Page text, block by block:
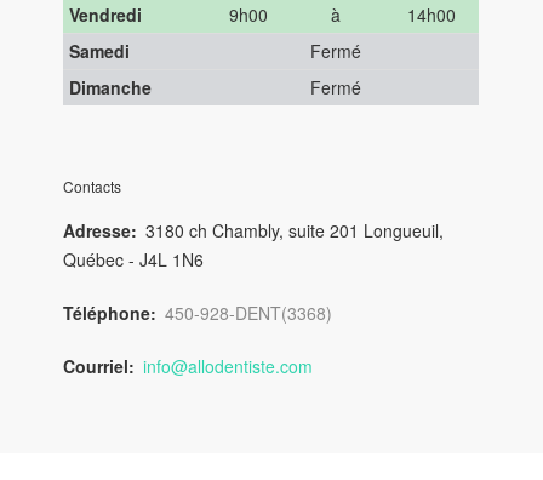
Vendredi
9h00 à
14h00
Samedi
Fermé
Dimanche
Fermé
Contacts
Adresse
3180 ch Chambly, suite 201 Longueuil,
Québec - J4L 1N6
Téléphone 450-928-DENT(3368)
Courriel info@allodentiste.com